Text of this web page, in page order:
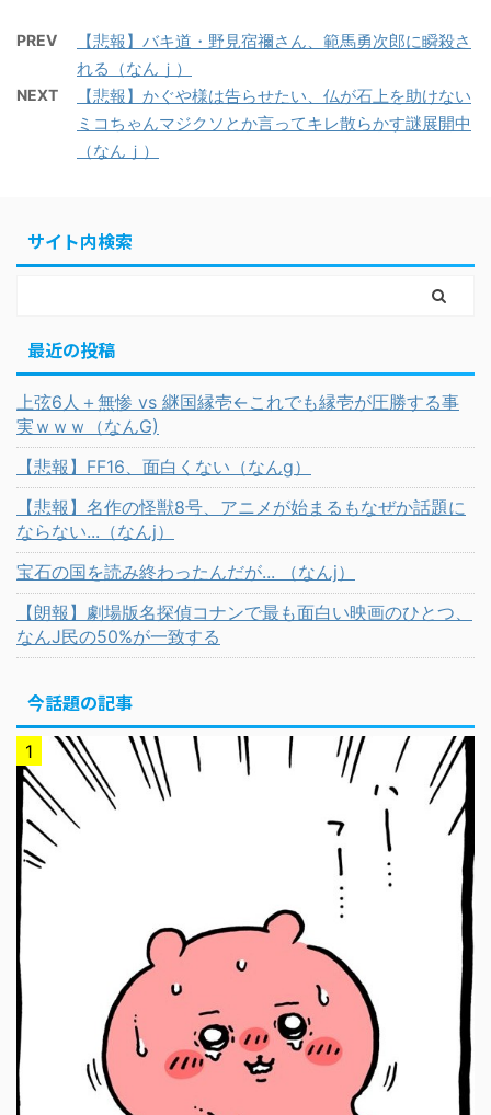
PREV
【悲報】バキ道・野見宿禰さん、範馬勇次郎に瞬殺さ
れる（なんｊ）
NEXT
【悲報】かぐや様は告らせたい、仏が石上を助けない
ミコちゃんマジクソとか言ってキレ散らかす謎展開中
（なんｊ）
サイト内検索
最近の投稿
上弦6人＋無惨 vs 継国縁壱←これでも縁壱が圧勝する事
実ｗｗｗ（なんG)
【悲報】FF16、面白くない（なんg）
【悲報】名作の怪獣8号、アニメが始まるもなぜか話題に
ならない...（なんj）
宝石の国を読み終わったんだが... （なんj）
【朗報】劇場版名探偵コナンで最も面白い映画のひとつ、
なんJ民の50%が一致する
今話題の記事